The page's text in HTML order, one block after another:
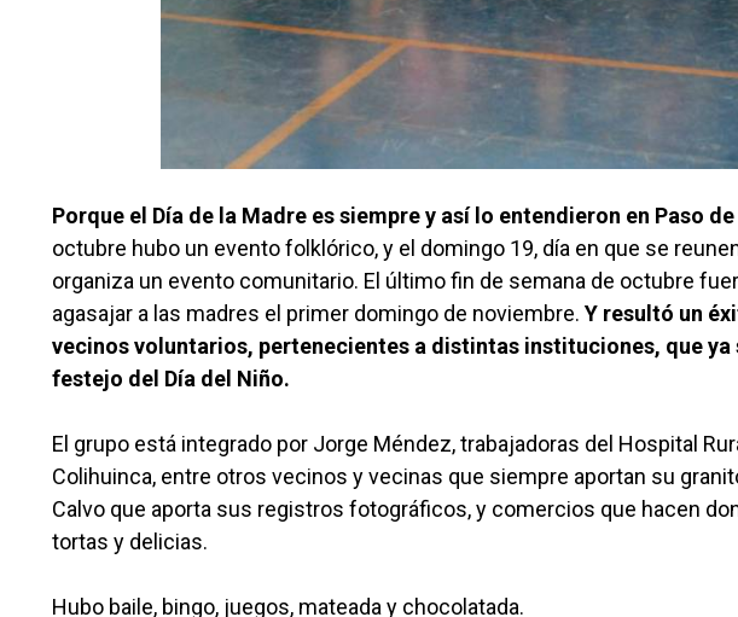
Porque el Día de la Madre es siempre y así lo entendieron en Paso
octubre hubo un evento folklórico, y el domingo 19, día en que se
organiza un evento comunitario. El último fin de semana de octubre
agasajar a las madres el primer domingo de noviembre. Y resultó un
vecinos voluntarios, pertenecientes a distintas instituciones, que ya
festejo del Día del Niño.
El grupo está integrado por Jorge Méndez, trabajadoras del Hospital
Colihuinca, entre otros vecinos y vecinas que siempre aportan su
Calvo que aporta sus registros fotográficos, y comercios que hacen
tortas y delicias.
Hubo baile, bingo, juegos, mateada y chocolatada.